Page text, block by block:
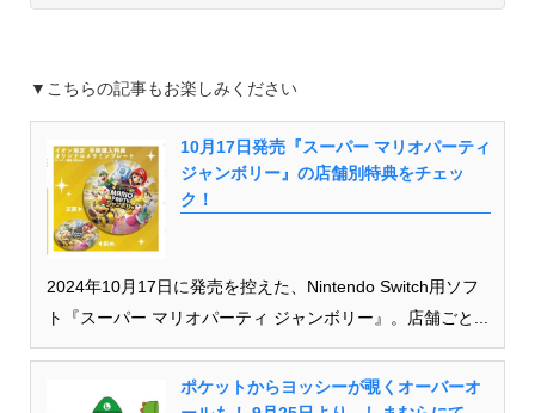
▼こちらの記事もお楽しみください
10月17日発売『スーパー マリオパーティ
ジャンボリー』の店舗別特典をチェッ
ク！
2024年10月17日に発売を控えた、Nintendo Switch用ソフ
ト『スーパー マリオパーティ ジャンボリー』。店舗ごと...
ポケットからヨッシーが覗くオーバーオ